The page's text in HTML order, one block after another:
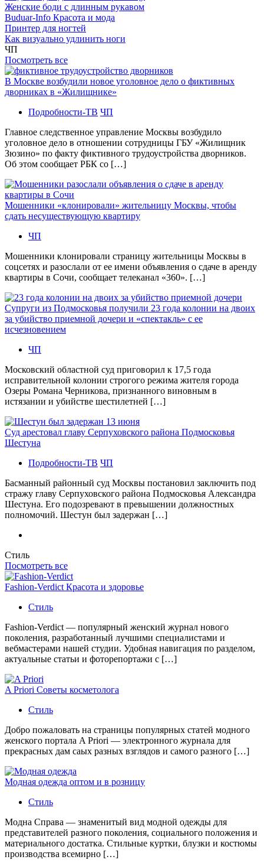
Женские боди с длинным рукавом
Buduar-Info Красота и мода
Принтер для ногтей
Как визуально удлинить ноги
ЧП
Посмотреть все
В Москве возбудили новое уголовное дело о фиктивных
дворниках в «Жилищнике»
Подробности-ТВ ЧП
Главное следственное управление Москвы возбудило
уголовное дело в отношении сотрудницы ГБУ «Жилищник
Зюзино» по факту фиктивного трудоустройства дворников.
Об этом сообщает РБК со […]
Мошенники «клонировали» жительницу Москвы, чтобы
сдать несуществующую квартиру
ЧП
Мошенники клонировали страницу жительницы Москвы в
соцсетях и разослали от ее имени объявления о сдаче в аренду
квартиры в Сочи, сообщает телеканал «360». […]
Супруги из Подмосковья получили 23 года колонии на двоих
за убийство приемной дочери и «спектакль» с ее
исчезновением
ЧП
Московский областной суд приговорил к 17,5 года
исправительной колонии строгого режима жителя города
Озеры Романа Черникова, признанного виновным в
истязании и убийстве шестилетней […]
Суд арестовал главу Серпуховского района Подмосковья
Шестуна
Подробности-ТВ ЧП
Басманный районный суд Москвы постановил заключить под
стражу главу Серпуховского района Подмосковья Александра
Шестуна. Его подозревают в превышении должностных
полномочий. Шестун был задержан […]
Стиль
Посмотреть все
Fashion-Verdict Красота и здоровье
Стиль
Fashion-Verdict — популярный женский журнал нового
поколения, разработанный лучшими специалистами и
вебмастерами нашей студии. Удобная навигация по разделом,
актуальные статьи и фоторепортажи с […]
A Priori Советы косметолога
Стиль
Добро пожаловать на страницы популярных статей модного
женского портала A Priori — электронного журнала для
прекрасных дам саых разных взглядов и самого разного […]
Модная одежда оптом и в розницу
Стиль
Модна Справа — знаменитый вид модной одежды для
представителей разного поколения, социального положения и
материального достатка. Стильные куртки, блузки и костюмы
производства всемирно […]